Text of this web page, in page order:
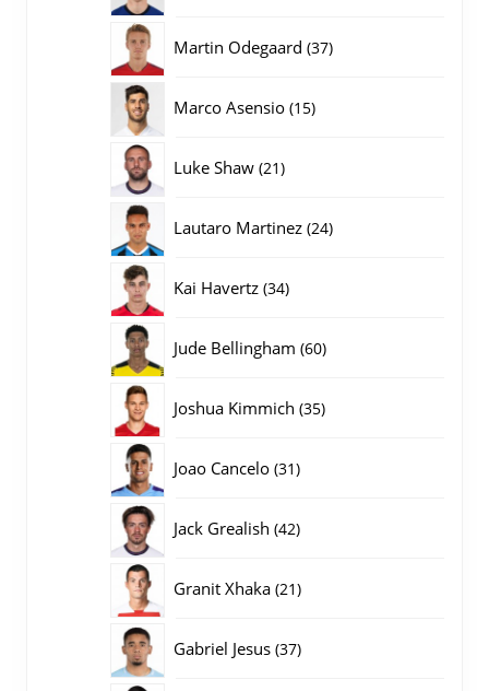
Martin Odegaard 3737
Marco Asensio 1515
Luke Shaw 2121
Lautaro Martinez 2424
Kai Havertz 3434
Jude Bellingham 6060
Joshua Kimmich 3535
Joao Cancelo 3131
Jack Grealish 4242
Granit Xhaka 2121
Gabriel Jesus 3737